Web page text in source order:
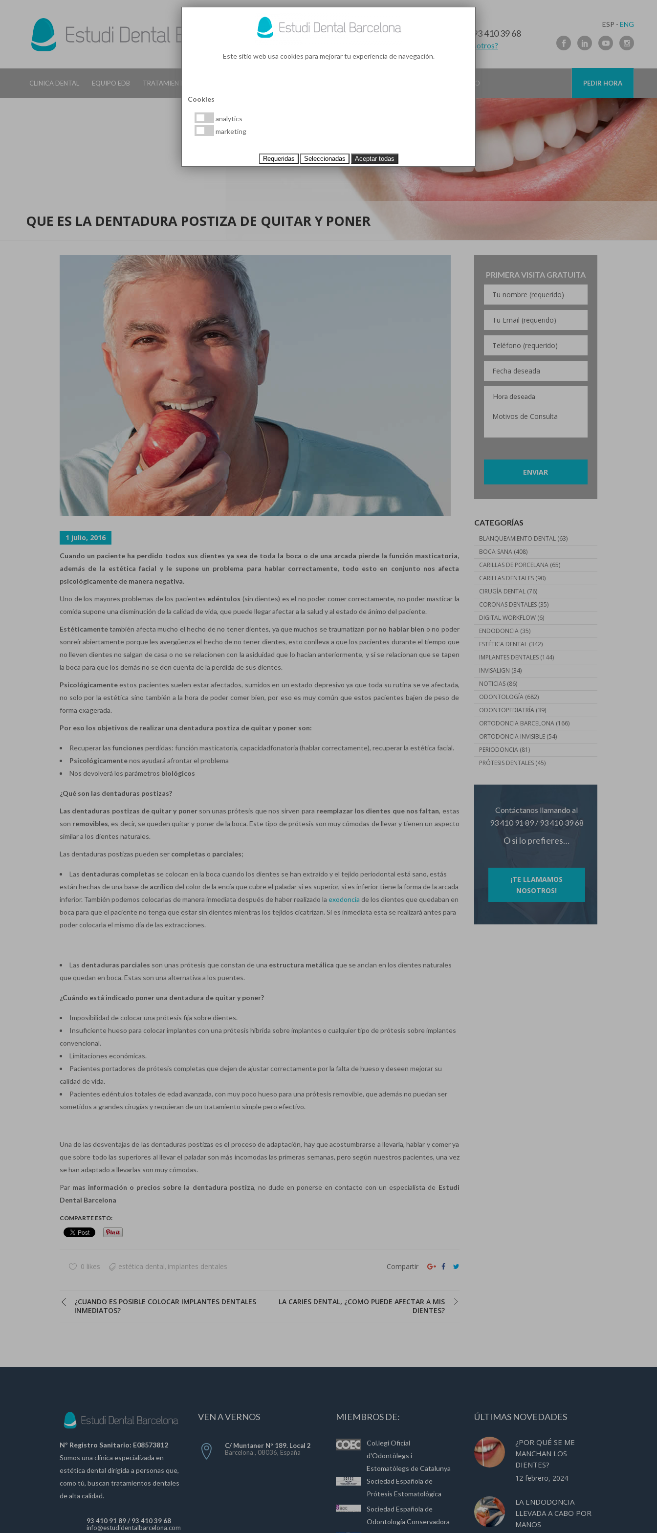
93 410 39 68
¿Te llamamos nosotros?
ESP - ENG
CLINICA DENTAL EQUIPO EDB TRATAMIENTOS DENTALES EN BARCELONA CONTACTO PEDIR HORA
QUE ES LA DENTADURA POSTIZA DE QUITAR Y PONER
1 julio, 2016
Cuando un paciente ha perdido todos sus dientes ya sea de toda la boca o de una arcada pierde la función masticatoria,
además de la estética facial y le supone un problema para hablar correctamente, todo esto en conjunto nos afecta
psicológicamente de manera negativa.
Uno de los mayores problemas de los pacientes edéntulos (sin dientes) es el no poder comer correctamente, no poder masticar la
comida supone una disminución de la calidad de vida, que puede llegar afectar a la salud y al estado de ánimo del paciente.
Estéticamentetambién afecta mucho el hecho de no tener dientes, ya que muchos se traumatizan por no hablar bien o no poder
sonreír abiertamente porque les avergüenza el hecho de no tener dientes, esto conlleva a que los pacientes durante el tiempo que
no lleven dientes no salgan de casa o no se relacionen con la asiduidad que lo hacían anteriormente, y si se relacionan que se tapen
la boca para que los demás no se den cuenta de la perdida de sus dientes.
Psicológicamente estos pacientes suelen estar afectados, sumidos en un estado depresivo ya que toda su rutina se ve afectada,
no solo por la estética sino también a la hora de poder comer bien, por eso es muy común que estos pacientes bajen de peso de
forma exagerada.
Por eso los objetivos de realizar una dentadura postiza de quitar y poner son:
Recuperar las funciones perdidas: función masticatoria, capacidadfonatoria (hablar correctamente), recuperar la estética facial.
Psicológicamentenos ayudará afrontar el problema
Nos devolverá los parámetros biológicos
¿Qué son las dentaduras postizas?
Las dentaduras postizas de quitar y ponerson unas prótesis que nos sirven para reemplazar los dientes que nos faltan, estas
son removibles, es decir, se queden quitar y poner de la boca. Este tipo de prótesis son muy cómodas de llevar y tienen un aspecto
similar a los dientes naturales.
Las dentaduras postizas pueden ser completas o parciales;
Las dentaduras completas se colocan en la boca cuando los dientes se han extraído y el tejido periodontal está sano, estás
están hechas de una base de acrílico del color de la encía que cubre el paladar si es superior, si es inferior tiene la forma de la arcada
inferior. También podemos colocarlas de manera inmediata después de haber realizado la exodoncia de los dientes que quedaban en
boca para que el paciente no tenga que estar sin dientes mientras los tejidos cicatrizan. Si es inmediata esta se realizará antes para
poder colocarla el mismo día de las extracciones.
Las dentaduras parciales son unas prótesis que constan de una estructura metálica que se anclan en los dientes naturales
que quedan en boca. Estas son una alternativa a los puentes.
¿Cuándo está indicado poner una dentadura de quitar y poner?
Imposibilidad de colocar una prótesis fija sobre dientes.
Insuficiente hueso para colocar implantes con una prótesis híbrida sobre implantes o cualquier tipo de prótesis sobre implantes
convencional.
Limitaciones económicas.
Pacientes portadores de prótesis completas que dejen de ajustar correctamente por la falta de hueso y deseen mejorar su
calidad de vida.
Pacientes edéntulos totales de edad avanzada, con muy poco hueso para una prótesis removible, que además no puedan ser
sometidos a grandes cirugías y requieran de un tratamiento simple pero efectivo.
Una de las desventajas de las dentaduras postizas es el proceso de adaptación, hay que acostumbrarse a llevarla, hablar y comer ya
que sobre todo las superiores al llevar el paladar son más incomodas las primeras semanas, pero según nuestros pacientes, una vez
se han adaptado a llevarlas son muy cómodas.
Par mas información o precios sobre la dentadura postiza, no dude en ponerse en contacto con un especialista de Estudi
Dental Barcelona
COMPARTE ESTO:
0 likes estética dental, implantes dentales Compartir
¿CUANDO ES POSIBLE COLOCAR IMPLANTES DENTALES
INMEDIATOS?
LA CARIES DENTAL, ¿COMO PUEDE AFECTAR A MIS
DIENTES?
PRIMERA VISITA GRATUITA
CATEGORÍAS
BLANQUEAMIENTO DENTAL(63)
BOCA SANA(408)
CARILLAS DE PORCELANA(65)
CARILLAS DENTALES(90)
CIRUGÍA DENTAL(76)
CORONAS DENTALES(35)
DIGITAL WORKFLOW(6)
ENDODONCIA(35)
ESTÉTICA DENTAL(342)
IMPLANTES DENTALES(144)
INVISALIGN (34)
NOTICIAS(86)
ODONTOLOGÍA(682)
ODONTOPEDIATRÍA(39)
ORTODONCIA BARCELONA(166)
ORTODONCIA INVISIBLE(54)
PERIODONCIA(81)
PRÓTESIS DENTALES(45)
Contáctanos llamando al
93 410 91 89/ 93 410 39 68
O si lo prefieres…
¡TE LLAMAMOS
NOSOTROS!
Nº Registro Sanitario: E08573812
Somos una clínica especializada en
estética dental dirigida a personas que,
como tú, buscan tratamientos dentales
de alta calidad.
93 410 91 89/ 93 410 39 68
info@estudidentalbarcelona.com
VEN A VERNOS
C/ Muntaner Nº 189. Local 2
Barcelona , 08036, España
MIEMBROS DE:
Col.legi Oficial
d'Odontòlegs i
Estomatòlegs de Catalunya
Sociedad Española de
Prótesis Estomatológica
Sociedad Española de
Odontología Conservadora
ÚLTIMAS NOVEDADES
¿POR QUÉ SE ME
MANCHAN LOS
DIENTES?
12 febrero, 2024
LA ENDODONCIA
LLEVADA A CABO POR
MANOS
Este sitio web usa cookies para mejorar tu experiencia de navegación.
Cookies
analytics
marketing
Requeridas Seleccionadas Aceptar todas